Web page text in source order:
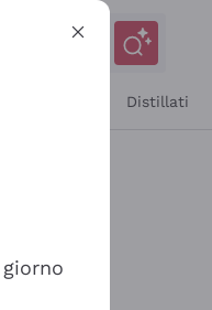
Distillati